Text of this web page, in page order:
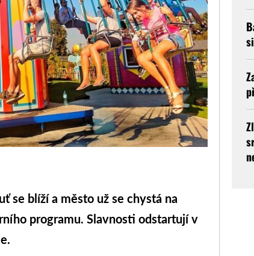
se blíží a město už se chystá na
programu. Slavnosti odstartují v